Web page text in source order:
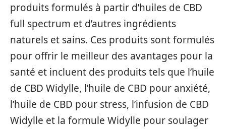
produits formulés à partir d’huiles de CBD
full spectrum et d’autres ingrédients
naturels et sains. Ces produits sont formulés
pour offrir le meilleur des avantages pour la
santé et incluent des produits tels que l’huile
de CBD Widylle, l’huile de CBD pour anxiété,
l’huile de CBD pour stress, l’infusion de CBD
Widylle et la formule Widylle pour soulager